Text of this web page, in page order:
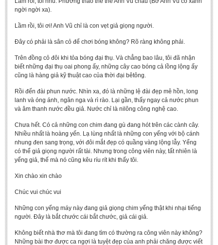
ngời ngời xa).
Lầm rồi, tôi ơi! Anh Vũ chỉ là con vẹt giả giọng người.
Đây có phải là sân cỏ để chơi bóng không? Rõ ràng không phải.
Trên đồng cỏ đôi khi tỏa bóng đại thụ. Và chẳng bao lâu, tôi đã nhận
biết những đại thụ oai phong ấy, những cây cao bóng cả lồng lộng ấy
cũng là hàng giả kỹ thuật cao của thời đại bêtông.
Rồi đến đài phun nước. Nhìn xa, đó là những lệ đài đẹp mê hồn, long
lanh và óng ánh, ngân nga và rì rào. Lại gần, thấy ngay cả nước phun
và âm thanh nước đều giả. Nước chỉ là nilông công nghệ cao.
Chưa hết. Có cả những con chim đang gù đang hót trên các cành cây.
Nhiều nhất là hoàng yến. Lạ lùng nhất là những con yểng với bộ cánh
nhung đen sang trọng, với đôi mắt đẹp có quầng vàng lộng lẫy. Yểng
có thể giả giọng người rất tài. Nhưng trong công viên này, tất nhiên là
yểng giả, thế mà nó cũng kêu ríu rít khi thấy tôi.
Xin chào xin chào
Chúc vui chúc vui
Những con yểng máy này đang giả giọng chim yểng thật khi nhại tiếng
người. Đây là bắt chước cái bắt chước, giả cái giả.
Không biết nhà thơ mà tôi đang tìm có thường ra công viên này không?
Những bài thơ được ca ngợi là tuyệt đẹp của anh phải chăng được viết